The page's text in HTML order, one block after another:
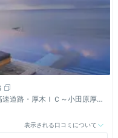
道路・厚木ＩＣ～小田原厚木
表示される口コミについて